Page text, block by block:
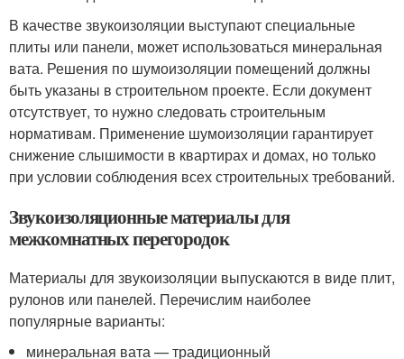
В качестве звукоизоляции выступают специальные
плиты или панели, может использоваться минеральная
вата. Решения по шумоизоляции помещений должны
быть указаны в строительном проекте. Если документ
отсутствует, то нужно следовать строительным
нормативам. Применение шумоизоляции гарантирует
снижение слышимости в квартирах и домах, но только
при условии соблюдения всех строительных требований.
Звукоизоляционные материалы для
межкомнатных перегородок
Материалы для звукоизоляции выпускаются в виде плит,
рулонов или панелей. Перечислим наиболее
популярные варианты:
минеральная вата — традиционный